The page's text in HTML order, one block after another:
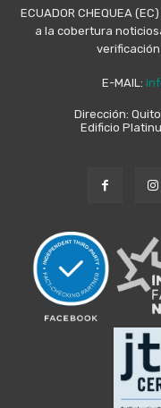
ECUADOR CHEQUEA
a la cobertura
E-MAIL:
Dirección:
Edificio